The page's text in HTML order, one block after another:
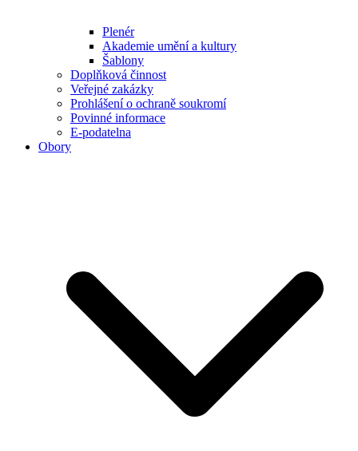
Plenér
Akademie umění a kultury
Šablony
Doplňková činnost
Veřejné zakázky
Prohlášení o ochraně soukromí
Povinné informace
E-podatelna
Obory